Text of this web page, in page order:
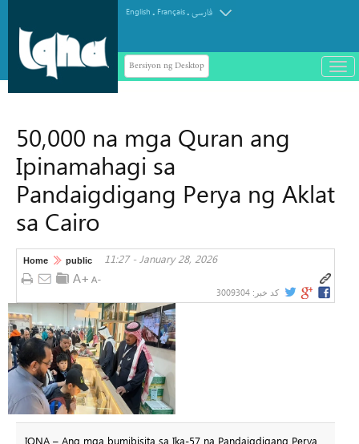
English . Français.فارسی
Bersiyon ng Desktop
باز
و
50,000 na mga Quran ang
Ipinamahagi sa
Pandaigdigang Perya ng Aklat
sa Cairo
Home public 11:27 - January 28, 2026
کد خبر: 3009304
IQNA – Ang mga bumibisita sa Ika-57 na Pandaigdigang Perya